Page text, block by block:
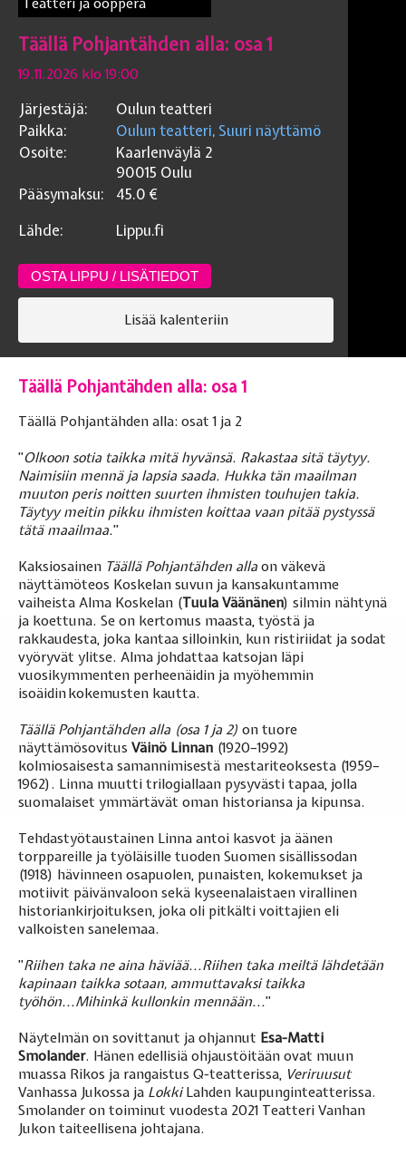
Teatteri ja ooppera
Täällä Pohjantähden alla: osa 1
19.11.2026 klo 19:00
Järjestäjä:
Oulun teatteri
Paikka:
Oulun teatteri, Suuri näyttämö
Osoite:
Kaarlenväylä 2
90015 Oulu
Pääsymaksu:
45.0 €
Lähde:
Lippu.fi
OSTA LIPPU / LISÄTIEDOT
Lisää kalenteriin
Täällä Pohjantähden alla: osa 1
Täällä Pohjantähden alla: osat 1 ja 2
”Olkoon sotia taikka mitä hyvänsä. Rakastaa sitä täytyy.
Naimisiin mennä ja lapsia saada. Hukka tän maailman
muuton peris noitten suurten ihmisten touhujen takia.
Täytyy meitin pikku ihmisten koittaa vaan pitää pystyssä
tätä maailmaa.”
Kaksiosainen Täällä Pohjantähden alla on väkevä
näyttämöteos Koskelan suvun ja kansakuntamme
vaiheista Alma Koskelan (Tuula Väänänen) silmin nähtynä
ja koettuna. Se on kertomus maasta, työstä ja
rakkaudesta, joka kantaa silloinkin, kun ristiriidat ja sodat
vyöryvät ylitse. Alma johdattaa katsojan läpi
vuosikymmenten perheenäidin ja myöhemmin
isoäidin kokemusten kautta.
Täällä Pohjantähden alla (osa 1 ja 2) on tuore
näyttämösovitus Väinö Linnan (1920–1992)
kolmiosaisesta samannimisestä mestariteoksesta (1959–
1962). Linna muutti trilogiallaan pysyvästi tapaa, jolla
suomalaiset ymmärtävät oman historiansa ja kipunsa.
Tehdastyötaustainen Linna antoi kasvot ja äänen
torppareille ja työläisille tuoden Suomen sisällissodan
(1918) hävinneen osapuolen, punaisten, kokemukset ja
motiivit päivänvaloon sekä kyseenalaistaen virallinen
historiankirjoituksen, joka oli pitkälti voittajien eli
valkoisten sanelemaa.
”Riihen taka ne aina häviää...Riihen taka meiltä lähdetään
kapinaan taikka sotaan, ammuttavaksi taikka
työhön...Mihinkä kullonkin mennään...”
Näytelmän on sovittanut ja ohjannut Esa-Matti
Smolander. Hänen edellisiä ohjaustöitään ovat muun
muassa Rikos ja rangaistus Q-teatterissa, Veriruusut
Vanhassa Jukossa ja LokkiLahden kaupunginteatterissa.
Smolander on toiminut vuodesta 2021 Teatteri Vanhan
Jukon taiteellisena johtajana.